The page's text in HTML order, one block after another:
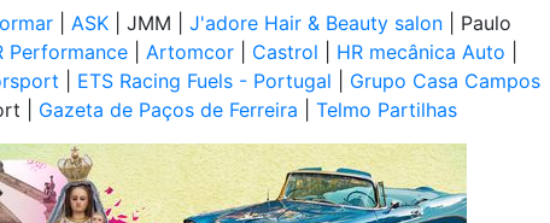
| ASK| JMM | J'adore Hair & Beauty salon| Paulo
Performance Artomcor Castrol HR mecânica Auto
ETS Racing Fuels - Portugal
Grupo Casa Campos
| Gazeta de Paços de Ferreira Telmo Partilhas